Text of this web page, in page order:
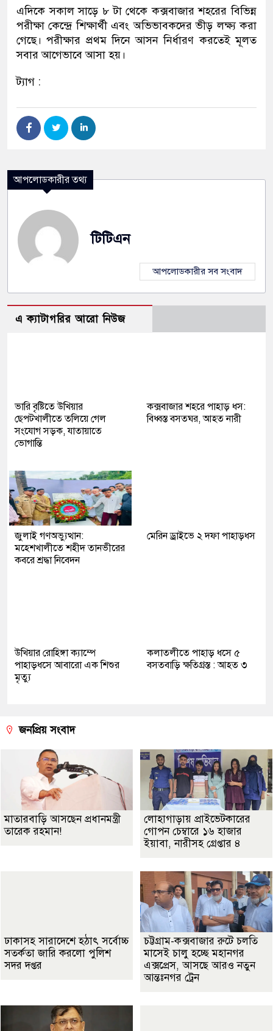
এদিকে সকাল সাড়ে ৮ টা থেকে কক্সবাজার শহরের বিভিন্ন
পরীক্ষা কেন্দ্রে শিক্ষার্থী এবং অভিভাবকদের ভীড় লক্ষ্য করা
গেছে। পরীক্ষার প্রথম দিনে আসন নির্ধারণ করতেই মূলত
সবার আগেভাবে আসা হয়।
ট্যাগ :
আপলোডকারীর তথ্য
টিটিএন
আপলোডকারীর সব সংবাদ
এ ক্যাটাগরির আরো নিউজ
ভারি বৃষ্টিতে উখিয়ার
ছেপটখালীতে তলিয়ে গেল
সংযোগ সড়ক, যাতায়াতে
ভোগান্তি
কক্সবাজার শহরে পাহাড় ধস:
বিধ্বস্ত বসতঘর, আহত নারী
জুলাই গণঅভ্যুত্থান:
মহেশখালীতে শহীদ তানভীরের
কবরে শ্রদ্ধা নিবেদন
মেরিন ড্রাইভে ২ দফা পাহাড়ধস
উখিয়ার রোহিঙ্গা ক্যাম্পে
পাহাড়ধসে আবারো এক শিশুর
মৃত্যু
কলাতলীতে পাহাড় ধসে ৫
বসতবাড়ি ক্ষতিগ্রস্ত : আহত ৩
জনপ্রিয় সংবাদ
মাতারবাড়ি আসছেন প্রধানমন্ত্রী
তারেক রহমান!
লোহাগাড়ায় প্রাইভেটকারের
গোপন চেম্বারে ১৬ হাজার
ইয়াবা, নারীসহ গ্রেপ্তার ৪
ঢাকাসহ সারাদেশে হঠাৎ সর্বোচ্চ
সতর্কতা জা‌রি করলো পুলিশ
সদর দপ্তর
চট্টগ্রাম-কক্সবাজার রুটে চলতি
মাসেই চালু হচ্ছে মহানগর
এক্সপ্রেস, আসছে আরও নতুন
আন্তঃনগর ট্রেন